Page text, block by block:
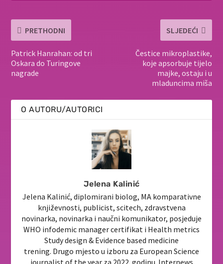
PRETHODNI
Patrick Hanrahan: od tri
Oskara do Turingove
nagrade
SLJEDEĆI
Čestice mikroplastike,
koje apsorbuje tijelo
majke, ostaju i u
mladuncima miša
O AUTORU/AUTORICI
Jelena Kalinić
Jelena Kalinić, diplomirani biolog, MA komparativne
književnosti, publicist, scitech, zdravstvena
novinarka, novinarka i naučni komunikator, posjeduje
WHO infodemic manager certifikat i Health metrics
Study design & Evidence based medicine
trening. Drugo mjesto u izboru za European Science